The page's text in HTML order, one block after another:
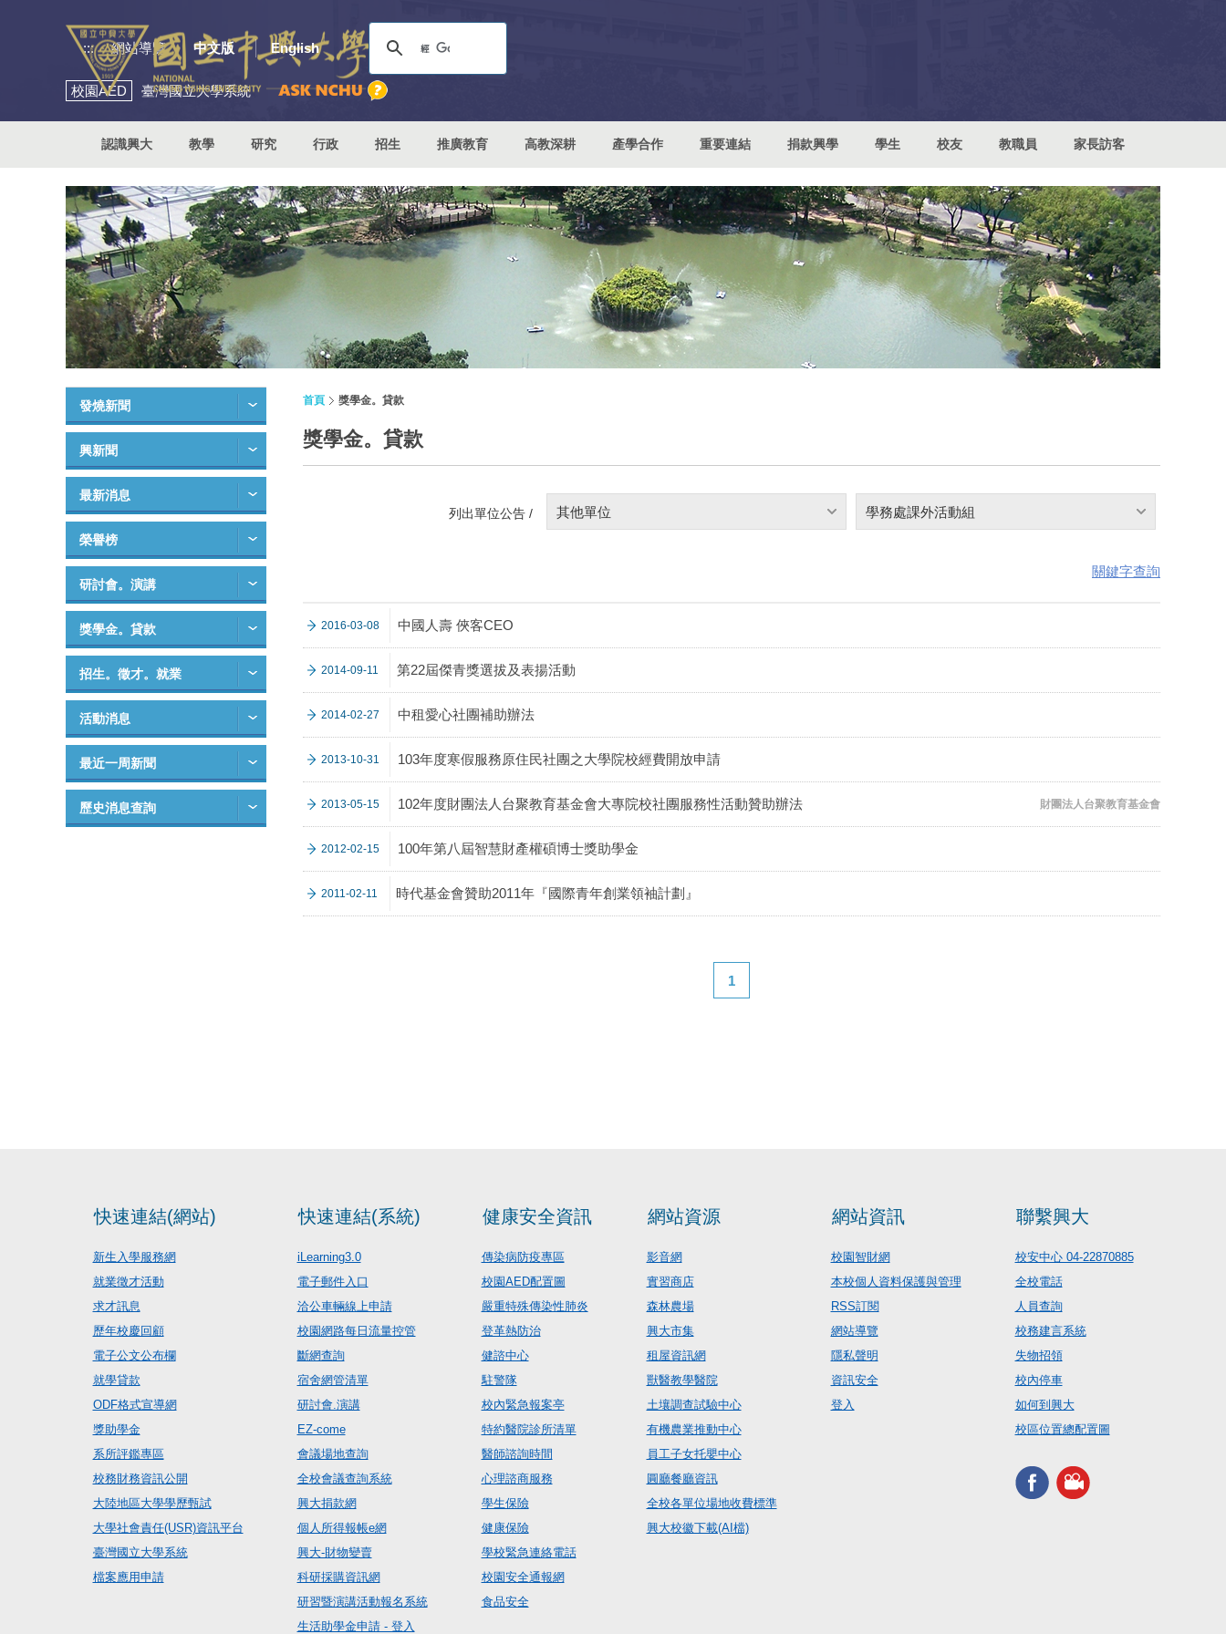
::: 網站導覽 中文版 English
校園AED 臺灣國立大學系統
認識興大 教學 研究 行政 招生 推廣教育 高教深耕 產學合作 重要連結 捐款興學 學生 校友 教職員 家長訪客
發燒新聞
興新聞
最新消息
榮譽榜
研討會。演講
獎學金。貸款
招生。徵才。就業
活動消息
最近一周新聞
歷史消息查詢
首頁 獎學金。貸款
獎學金。貸款
列出單位公告 / 其他單位 學務處課外活動組
關鍵字查詢
2016-03-08 中國人壽 俠客CEO
2014-09-11 第22屆傑青獎選拔及表揚活動
2014-02-27 中租愛心社團補助辦法
2013-10-31 103年度寒假服務原住民社團之大學院校經費開放申請
2013-05-15 102年度財團法人台聚教育基金會大專院校社團服務性活動贊助辦法 財團法人台聚教育基金會
2012-02-15 100年第八屆智慧財產權碩博士獎助學金
2011-02-11 時代基金會贊助2011年『國際青年創業領袖計劃』
1
快速連結(網站)
新生入學服務網
就業徵才活動
求才訊息
歷年校慶回顧
電子公文公布欄
就學貸款
ODF格式宣導網
獎助學金
系所評鑑專區
校務財務資訊公開
大陸地區大學學歷甄試
大學社會責任(USR)資訊平台
臺灣國立大學系統
檔案應用申請
快速連結(系統)
iLearning3.0
電子郵件入口
洽公車輛線上申請
校園網路每日流量控管
斷網查詢
宿舍網管清單
研討會.演講
EZ-come
會議場地查詢
全校會議查詢系統
興大捐款網
個人所得報帳e網
興大-財物變賣
科研採購資訊網
研習暨演講活動報名系統
生活助學金申請 - 登入
健康安全資訊
傳染病防疫專區
校園AED配置圖
嚴重特殊傳染性肺炎
登革熱防治
健諮中心
駐警隊
校內緊急報案亭
特約醫院診所清單
醫師諮詢時間
心理諮商服務
學生保險
健康保險
學校緊急連絡電話
校園安全通報網
食品安全
網站資源
影音網
實習商店
森林農場
興大市集
租屋資訊網
獸醫教學醫院
土壤調查試驗中心
有機農業推動中心
員工子女托嬰中心
圓廳餐廳資訊
全校各單位場地收費標準
興大校徽下載(AI檔)
網站資訊
校園智財網
本校個人資料保護與管理
RSS訂閱
網站導覽
隱私聲明
資訊安全
登入
聯繫興大
校安中心 04-22870885
全校電話
人員查詢
校務建言系統
失物招領
校內停車
如何到興大
校區位置總配置圖